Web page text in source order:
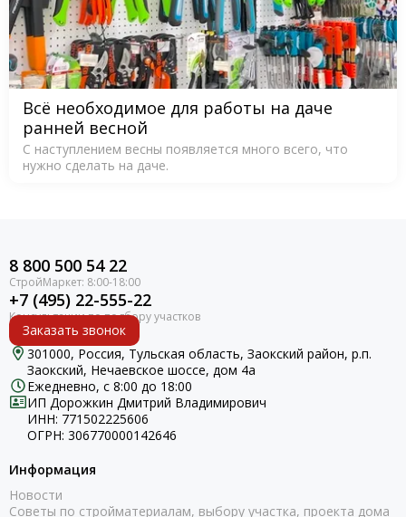
Всё необходимое для работы на даче
ранней весной
С наступлением весны появляется много всего, что
нужно сделать на даче.
8 800 500 54 22
+7 (495) 22-555-22
Заказать звонок
301000, Россия, Тульская область, Заокский район, р.п.
Заокский, Нечаевское шоссе, дом 4а
Ежедневно, с 8:00 до 18:00
ИП Дорожкин Дмитрий Владимирович
ИНН: 771502225606
ОГРН: 306770000142646
Информация
Новости
Советы по стройматериалам, выбору участка, проекта дома